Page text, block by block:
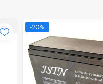
-20%